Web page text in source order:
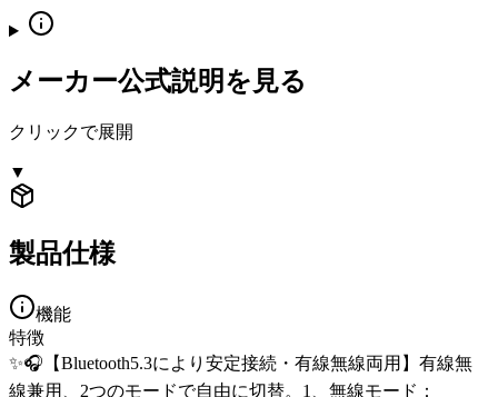
メーカー公式説明を見る
クリックで展開
▼
製品仕様
機能
特徴
✨🎧【Bluetooth5.3により安定接続・有線無線両用】有線無
線兼用、2つのモードで自由に切替。1、無線モード：